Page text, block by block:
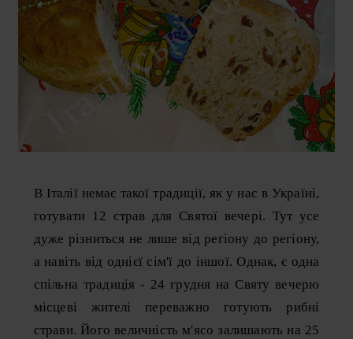
В Італії немає такої традиції, як у нас в Україні,
готувати 12 страв для Святої вечері. Тут усе
дуже різниться не лише від регіону до регіону,
а навіть від однієї сім'ї до іншої. Однак, є одна
спільна традиція - 24 грудня на Святу вечерю
місцеві жителі переважно готують рибні
страви. Його величність м'ясо залишають на 25